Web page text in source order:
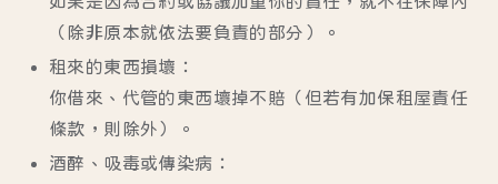
（除非原本就依法要負責的部分）。
租來的東西損壞：
你借來、代管的東西壞掉不賠（但若有加保租屋責任
條款，則除外）。
酒醉、吸毒或傳染病：